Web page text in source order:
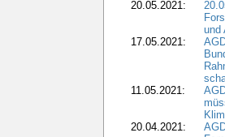
20.05.2021:
und
17.05.2021:
11.05.2021:
20.04.2021: